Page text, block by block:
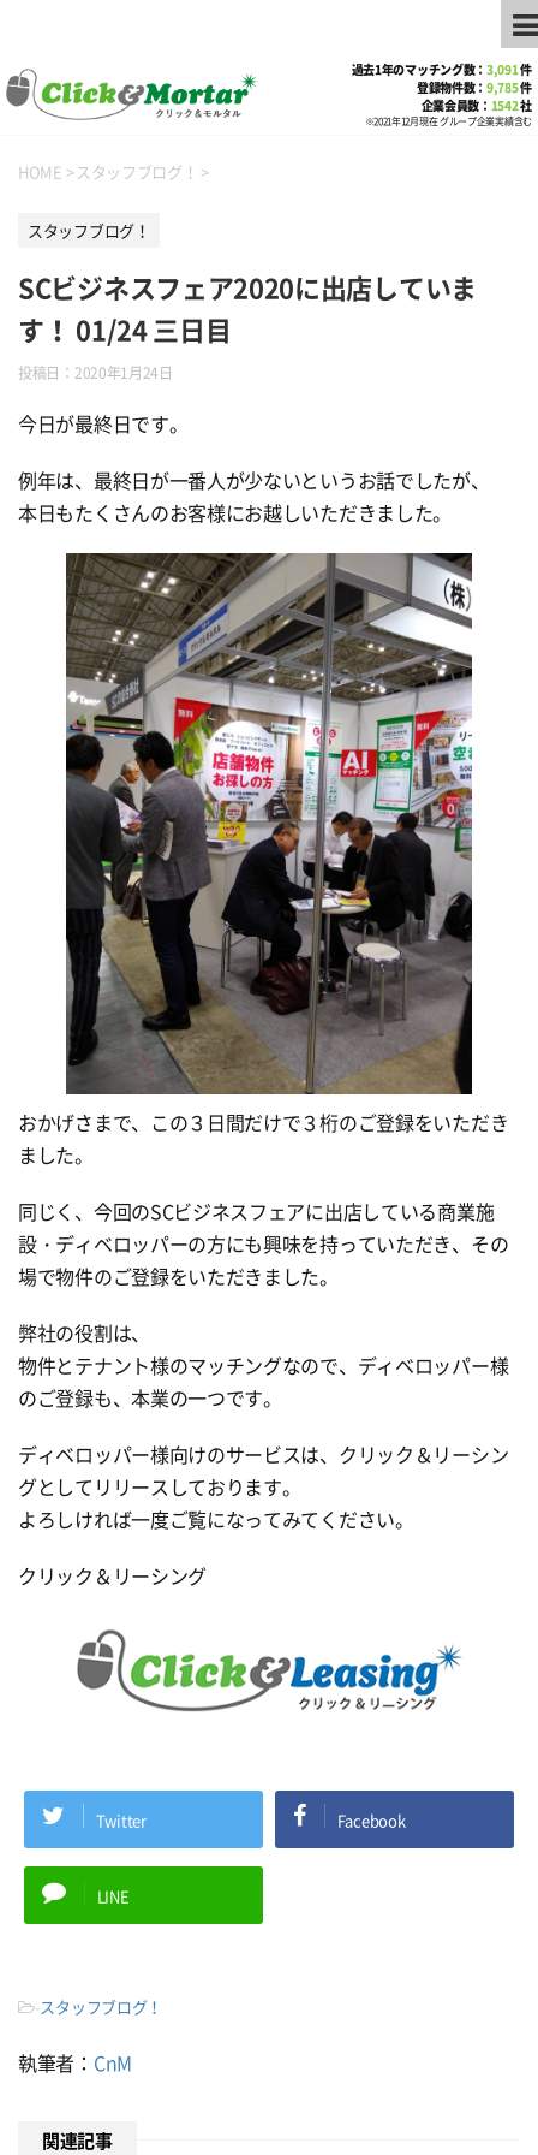
過去1年のマッチング数：3,091件
登録物件数：9,785件
企業会員数： 1542社
※2021年12月現在 グループ企業実績含む
HOME >スタッフブログ！ >
スタッフブログ！
SCビジネスフェア2020に出店していま
す！ 01/24 三日目
投稿日： 2020年1月24日
今日が最終日です。
例年は、最終日が一番人が少ないというお話でしたが、
本日もたくさんのお客様にお越しいただきました。
おかげさまで、この３日間だけで３桁のご登録をいただき
ました。
同じく、今回のSCビジネスフェアに出店している商業施
設・ディベロッパーの方にも興味を持っていただき、その
場で物件のご登録をいただきました。
弊社の役割は、
物件とテナント様のマッチングなので、ディベロッパー様
のご登録も、本業の一つです。
ディベロッパー様向けのサービスは、クリック＆リーシン
グとしてリリースしております。
よろしければ一度ご覧になってみてください。
クリック＆リーシング
Twitter Facebook
LINE
-スタッフブログ！
執筆者： CnM
関連記事